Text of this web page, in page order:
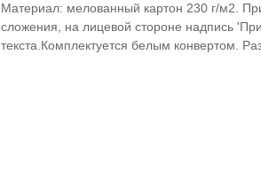
Материал: мелованный картон 230 г/м2.
сложения, на лицевой стороне надпись
текста.Комплектуется белым конвертом.